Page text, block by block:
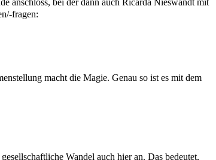
anschloss, bei der dann auch Ricarda Nieswandt mit
fragen:
macht die Magie. Genau so ist es mit dem
Wandel auch hier an. Das bedeutet,